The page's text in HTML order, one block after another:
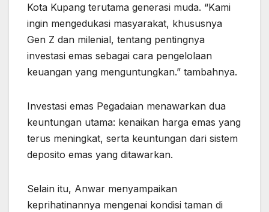
Kota Kupang terutama generasi muda. “Kami
ingin mengedukasi masyarakat, khususnya
Gen Z dan milenial, tentang pentingnya
investasi emas sebagai cara pengelolaan
keuangan yang menguntungkan.” tambahnya.
Investasi emas Pegadaian menawarkan dua
keuntungan utama: kenaikan harga emas yang
terus meningkat, serta keuntungan dari sistem
deposito emas yang ditawarkan.
Selain itu, Anwar menyampaikan
keprihatinannya mengenai kondisi taman di